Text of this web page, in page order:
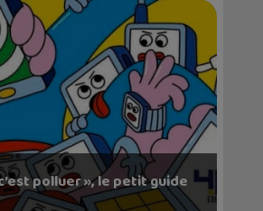
polluer », le petit guide